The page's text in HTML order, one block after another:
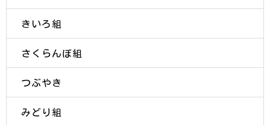
きいろ組
さくらんぼ組
つぶやき
みどり組